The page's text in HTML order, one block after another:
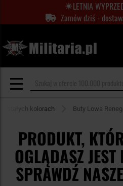
LETNIA
Zamów dziś -
kolorach Buty Lowa
PRODUKT,
OGLĄDASZ JEST
SPRAWDŹ